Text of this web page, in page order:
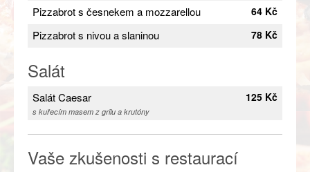
Pizzabrot s česnekem a mozzarellou 64 Kč
Pizzabrot s nivou a slaninou 78 Kč
Salát
Salát Caesar
s kuřecím masem z grilu a krutóny
125 Kč
Vaše zkušenosti s restaurací